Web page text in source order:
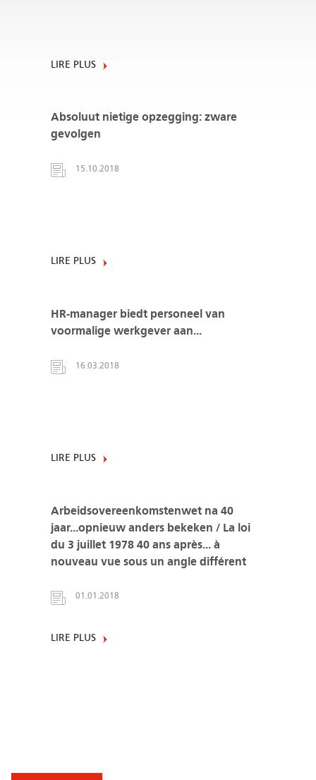
LIRE PLUS
Absoluut nietige opzegging: zware
gevolgen
15.10.2018
LIRE PLUS
HR-manager biedt personeel van
voormalige werkgever aan...
16.03.2018
LIRE PLUS
Arbeidsovereenkomstenwet na 40
jaar...opnieuw anders bekeken / La loi
du 3 juillet 1978 40 ans après... à
nouveau vue sous un angle différent
01.01.2018
LIRE PLUS